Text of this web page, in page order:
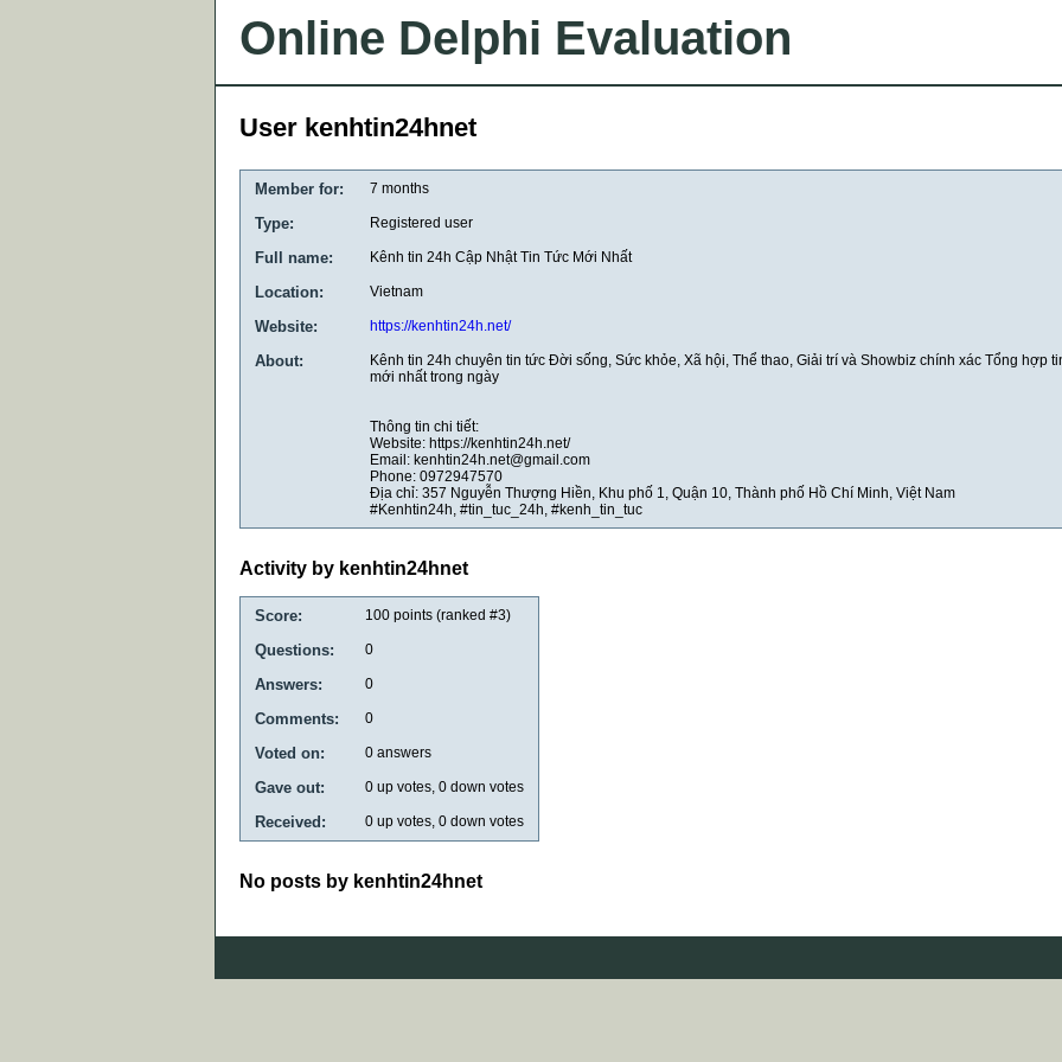
Online Delphi Evaluation
User kenhtin24hnet
Member for: 7 months
Type: Registered user
Full name: Kênh tin 24h Cập Nhật Tin Tức Mới Nhất
Location: Vietnam
Website: https://kenhtin24h.net/
About:
Kênh tin 24h chuyên tin tức Đời sống, Sức khỏe, Xã hội, Thể thao, Giải trí và Showbiz chính xác Tổng hợp
mới nhất trong ngày
Thông tin chi tiết:
Website: https://kenhtin24h.net/
Email: kenhtin24h.net@gmail.com
Phone: 0972947570
Địa chỉ: 357 Nguyễn Thượng Hiền, Khu phố 1, Quận 10, Thành phố Hồ Chí Minh, Việt Nam
#Kenhtin24h, #tin_tuc_24h, #kenh_tin_tuc
Activity by kenhtin24hnet
Score: 100 points (ranked #3)
Questions: 0
Answers: 0
Comments: 0
Voted on: 0 answers
Gave out: 0 up votes, 0 down votes
Received: 0 up votes, 0 down votes
No posts by kenhtin24hnet